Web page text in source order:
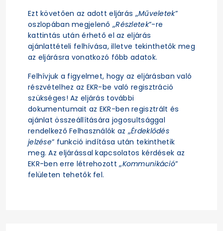
Ezt követően az adott eljárás „Műveletek”
oszlopában megjelenő „Részletek”-re
kattintás után érhető el az eljárás
ajánlattételi felhívása, illetve tekinthetők meg
az eljárásra vonatkozó főbb adatok.
Felhívjuk a figyelmet, hogy az eljárásban való
részvételhez az EKR-be való regisztráció
szükséges! Az eljárás további
dokumentumait az EKR-ben regisztrált és
ajánlat összeállítására jogosultsággal
rendelkező Felhasználók az „Érdeklődés
jelzése” funkció indítása után tekinthetik
meg. Az eljárással kapcsolatos kérdések az
EKR-ben erre létrehozott „Kommunikáció”
felületen tehetők fel.